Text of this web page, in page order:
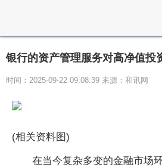
银行的资产管理服务对高净值投
时间：2025-09-22 09:08:39 来源：和讯网
(相关资料图)
在当今复杂多变的金融市场